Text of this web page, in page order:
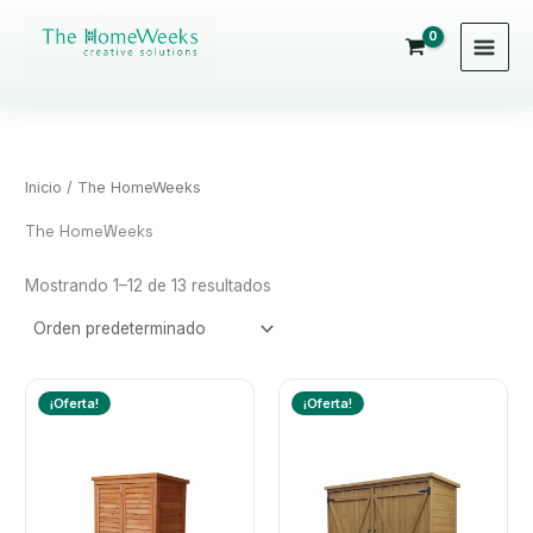
Inicio / The HomeWeeks
The HomeWeeks
Mostrando 1–12 de 13 resultados
¡Oferta! ¡Oferta!